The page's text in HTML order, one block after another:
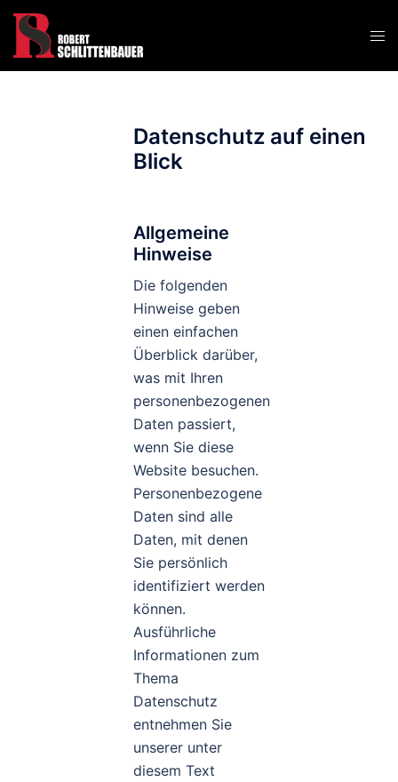
Zum
Inhalt
springen
Datenschutz auf einen
Blick
Allgemeine
Hinweise
Die folgenden
Hinweise geben
einen einfachen
Überblick darüber,
was mit Ihren
personenbezogenen
Daten passiert,
wenn Sie diese
Website besuchen.
Personenbezogene
Daten sind alle
Daten, mit denen
Sie persönlich
identifiziert werden
können.
Ausführliche
Informationen zum
Thema
Datenschutz
entnehmen Sie
unserer unter
diesem Text